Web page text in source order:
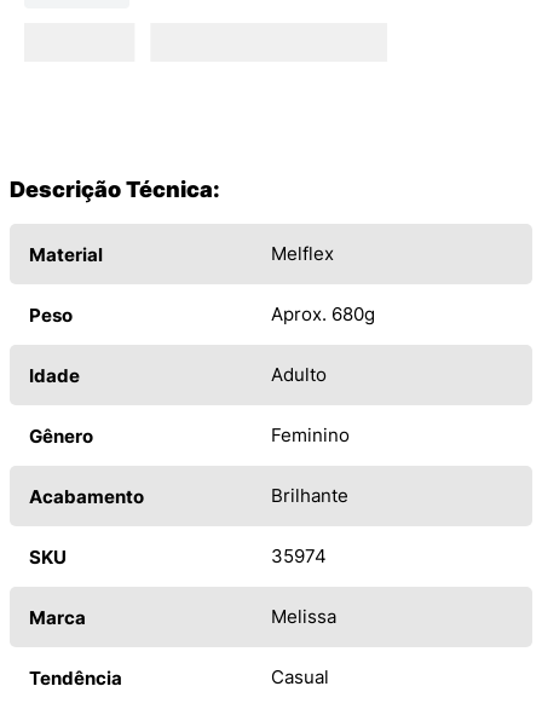
Descrição Técnica:
Material Melflex
Peso Aprox. 680g
Idade Adulto
Gênero Feminino
Acabamento Brilhante
SKU 35974
Marca Melissa
Tendência Casual